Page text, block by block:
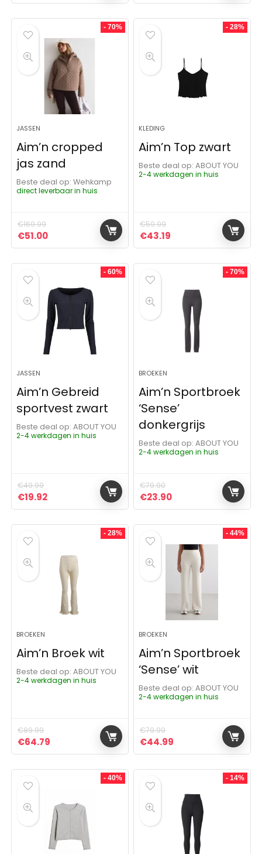
- 70%
JASSEN
Aim’n cropped
jas zand
Beste deal op:
Wehkamp
direct leverbaar in huis
€169.99
Oorspronkelijke prijs was: €169.99.
€51.00Huidige prijs is: €51.00.
- 28%
KLEDING
Aim’n Top zwart
Beste deal op:
ABOUT YOU
2-4 werkdagen in huis
€59.99
Oorspronkelijke prijs
€43.19 Huidige prijs is:
- 60%
JASSEN
Aim’n Gebreid
sportvest zwart
Beste deal op:
ABOUT YOU
2-4 werkdagen in huis
€49.99
Oorspronkelijke prijs was: €49.99.
€19.92Huidige prijs is: €19.92.
- 70%
BROEKEN
Aim’n Sportbroek
‘Sense’
donkergrijs
Beste deal op:
ABOUT YOU
2-4 werkdagen in huis
€79.90
Oorspronkelijke prijs was:
€23.90Huidige prijs is:
- 28%
BROEKEN
Aim’n Broek wit
Beste deal op:
ABOUT YOU
2-4 werkdagen in huis
€89.99
Oorspronkelijke prijs was: €89.99.
€64.79 Huidige prijs is: €64.79.
- 44%
BROEKEN
Aim’n Sportbroek
‘Sense’ wit
Beste deal op:
ABOUT YOU
2-4 werkdagen in huis
€79.99
Oorspronkelijke prijs was:
€44.99 Huidige prijs is:
- 40% - 14%